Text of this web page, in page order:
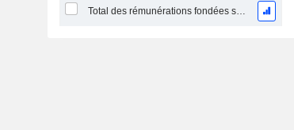
Total des rémunérations fondées sur des actions